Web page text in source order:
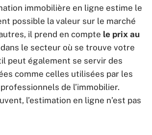
immobilière en ligne estime le
possible la valeur sur le marché
il prend en compte le prix au
dans le secteur où se trouve votre
peut également se servir des
comme celles utilisées par les
de l’immobilier.
l’estimation en ligne n’est pas